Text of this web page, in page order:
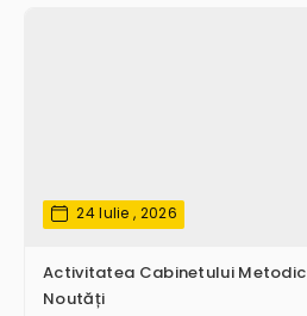
24 Iulie , 2026
Activitatea Cabinetului Metodic
Noutăți